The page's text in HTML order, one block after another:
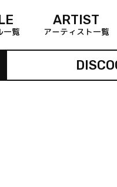
一覧
ARTIST
アーティスト一覧